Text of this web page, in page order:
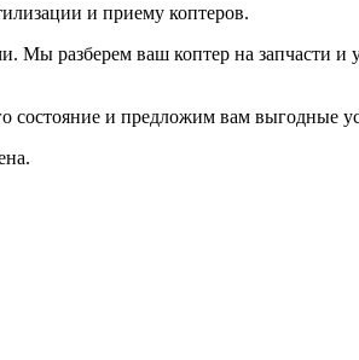
и приему коптеров.
Мы разберем ваш коптер на запчасти и
состояние и предложим вам выгодные